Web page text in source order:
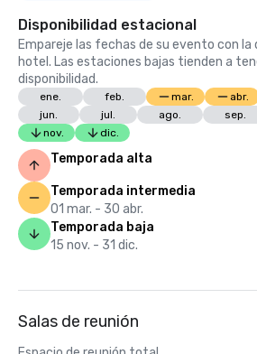
Disponibilidad estacional
Empareje las fechas de su evento con la
hotel. Las estaciones bajas tienden a
disponibilidad.
ene. feb. mar. abr.
jun.
jul. ago. sep.
nov.
dic.
Temporada alta
Temporada intermedia
01 mar. - 30 abr.
Temporada baja
15 nov. - 31 dic.
Salas de reunión